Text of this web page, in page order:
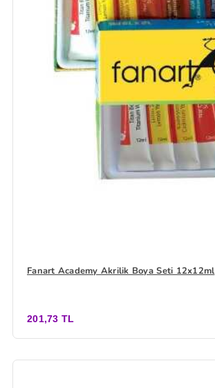
Fanart Academy Akrilik Boya Seti 12x12ml
201,73 TL